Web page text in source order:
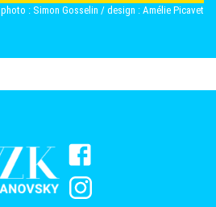
photo : Simon Gosselin / design : Amélie Picavet